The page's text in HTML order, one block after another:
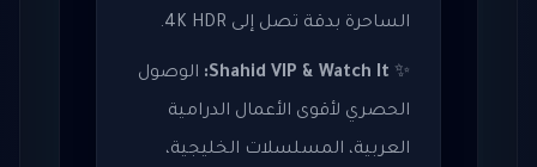
الساحرة بدقة تصل إلى 4K HDR.
✨
Shahid VIP & Watch It:
الوصول
الحصري لأقوى الأعمال الدرامية
العربية، المسلسلات الخليجية،